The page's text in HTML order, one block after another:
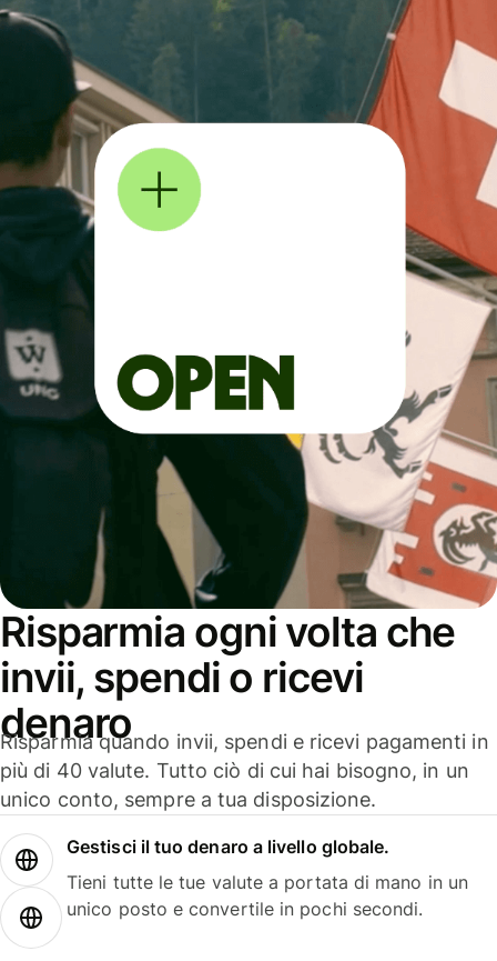
Risparmia ogni volta che
invii, spendi o ricevi
denaro
Risparmia quando invii, spendi e ricevi pagamenti in
più di 40 valute. Tutto ciò di cui hai bisogno, in un
unico conto, sempre a tua disposizione.
Gestisci il tuo denaro a livello globale.
Tieni tutte le tue valute a portata di mano in un
unico posto e convertile in pochi secondi.